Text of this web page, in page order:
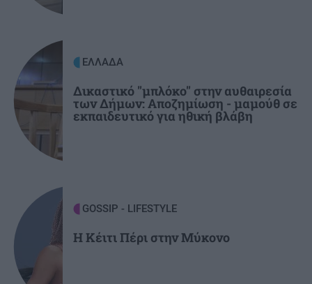
Κοινωνικό Οικιακό Τιμολόγιο 2026: Ανοιχτή η
γνωρίζετε
11:07
ΚΟΣΜΟΣ
Βρετανία: Η κυβέρνηση δεν θα προχωρήσει σε
διεξαγωγή έρευνας για τον Επστάιν
ΕΛΛΑΔΑ
Δικαστικό "μπλόκο" στην αυθαιρεσία
των Δήμων: Αποζημίωση - μαμούθ σε
εκπαιδευτικό για ηθική βλάβη
GOSSIP - LIFESTYLE
Η Κέιτι Πέρι στην Μύκονο